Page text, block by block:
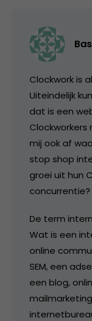
Clockwork is
Uiteindelijk
dat is een
Clockworkers
mij ook af
stop shop
groei uit hun
concurrentie?
De term
Wat is een
online
SEM, een
een blog,